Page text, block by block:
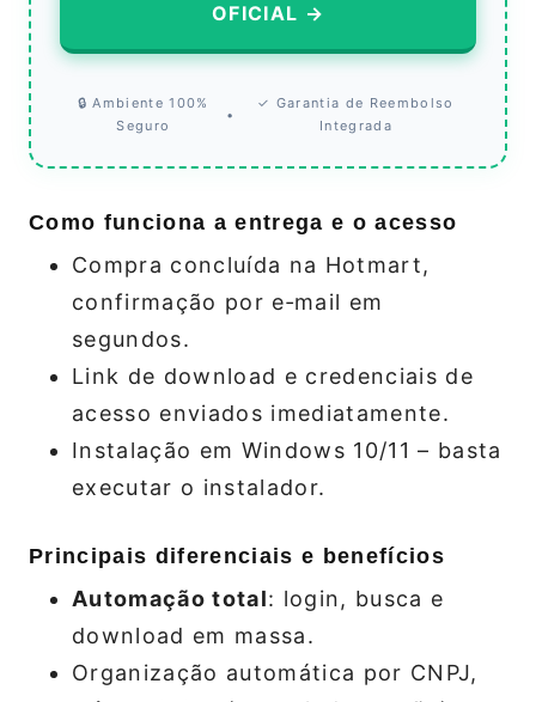
OFICIAL →
🔒 Ambiente 100%
Seguro
•
✓ Garantia de Reembolso
Integrada
Como funciona a entrega e o acesso
Compra concluída na Hotmart,
confirmação por e‑mail em
segundos.
Link de download e credenciais de
acesso enviados imediatamente.
Instalação em Windows 10/11 – basta
executar o instalador.
Principais diferenciais e benefícios
Automação total: login, busca e
download em massa.
Organização automática por CNPJ,